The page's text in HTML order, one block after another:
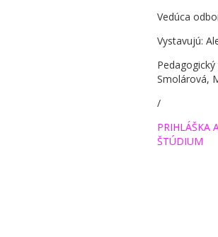
Vedúca
Vystavujú:
Smolárová,
/
PRIHLÁŠKA
ŠTÚDIUM